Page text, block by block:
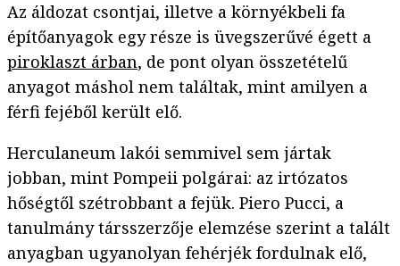
Az áldozat csontjai, illetve a környékbeli fa
építőanyagok egy része is üvegszerűvé égett a
piroklaszt árban, de pont olyan összetételű
anyagot máshol nem találtak, mint amilyen a
férfi fejéből került elő.
Herculaneum lakói semmivel sem jártak
jobban, mint Pompeii polgárai: az irtózatos
hőségtől szétrobbant a fejük. Piero Pucci, a
tanulmány társszerzője elemzése szerint a talált
anyagban ugyanolyan fehérjék fordulnak elő,